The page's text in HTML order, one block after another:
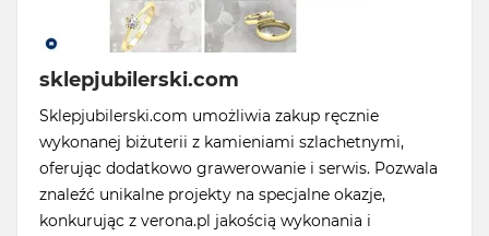
sklepjubilerski.com
Sklepjubilerski.com umożliwia zakup ręcznie
wykonanej biżuterii z kamieniami szlachetnymi,
oferując dodatkowo grawerowanie i serwis. Pozwala
znaleźć unikalne projekty na specjalne okazje,
konkurując z verona.pl jakością wykonania i